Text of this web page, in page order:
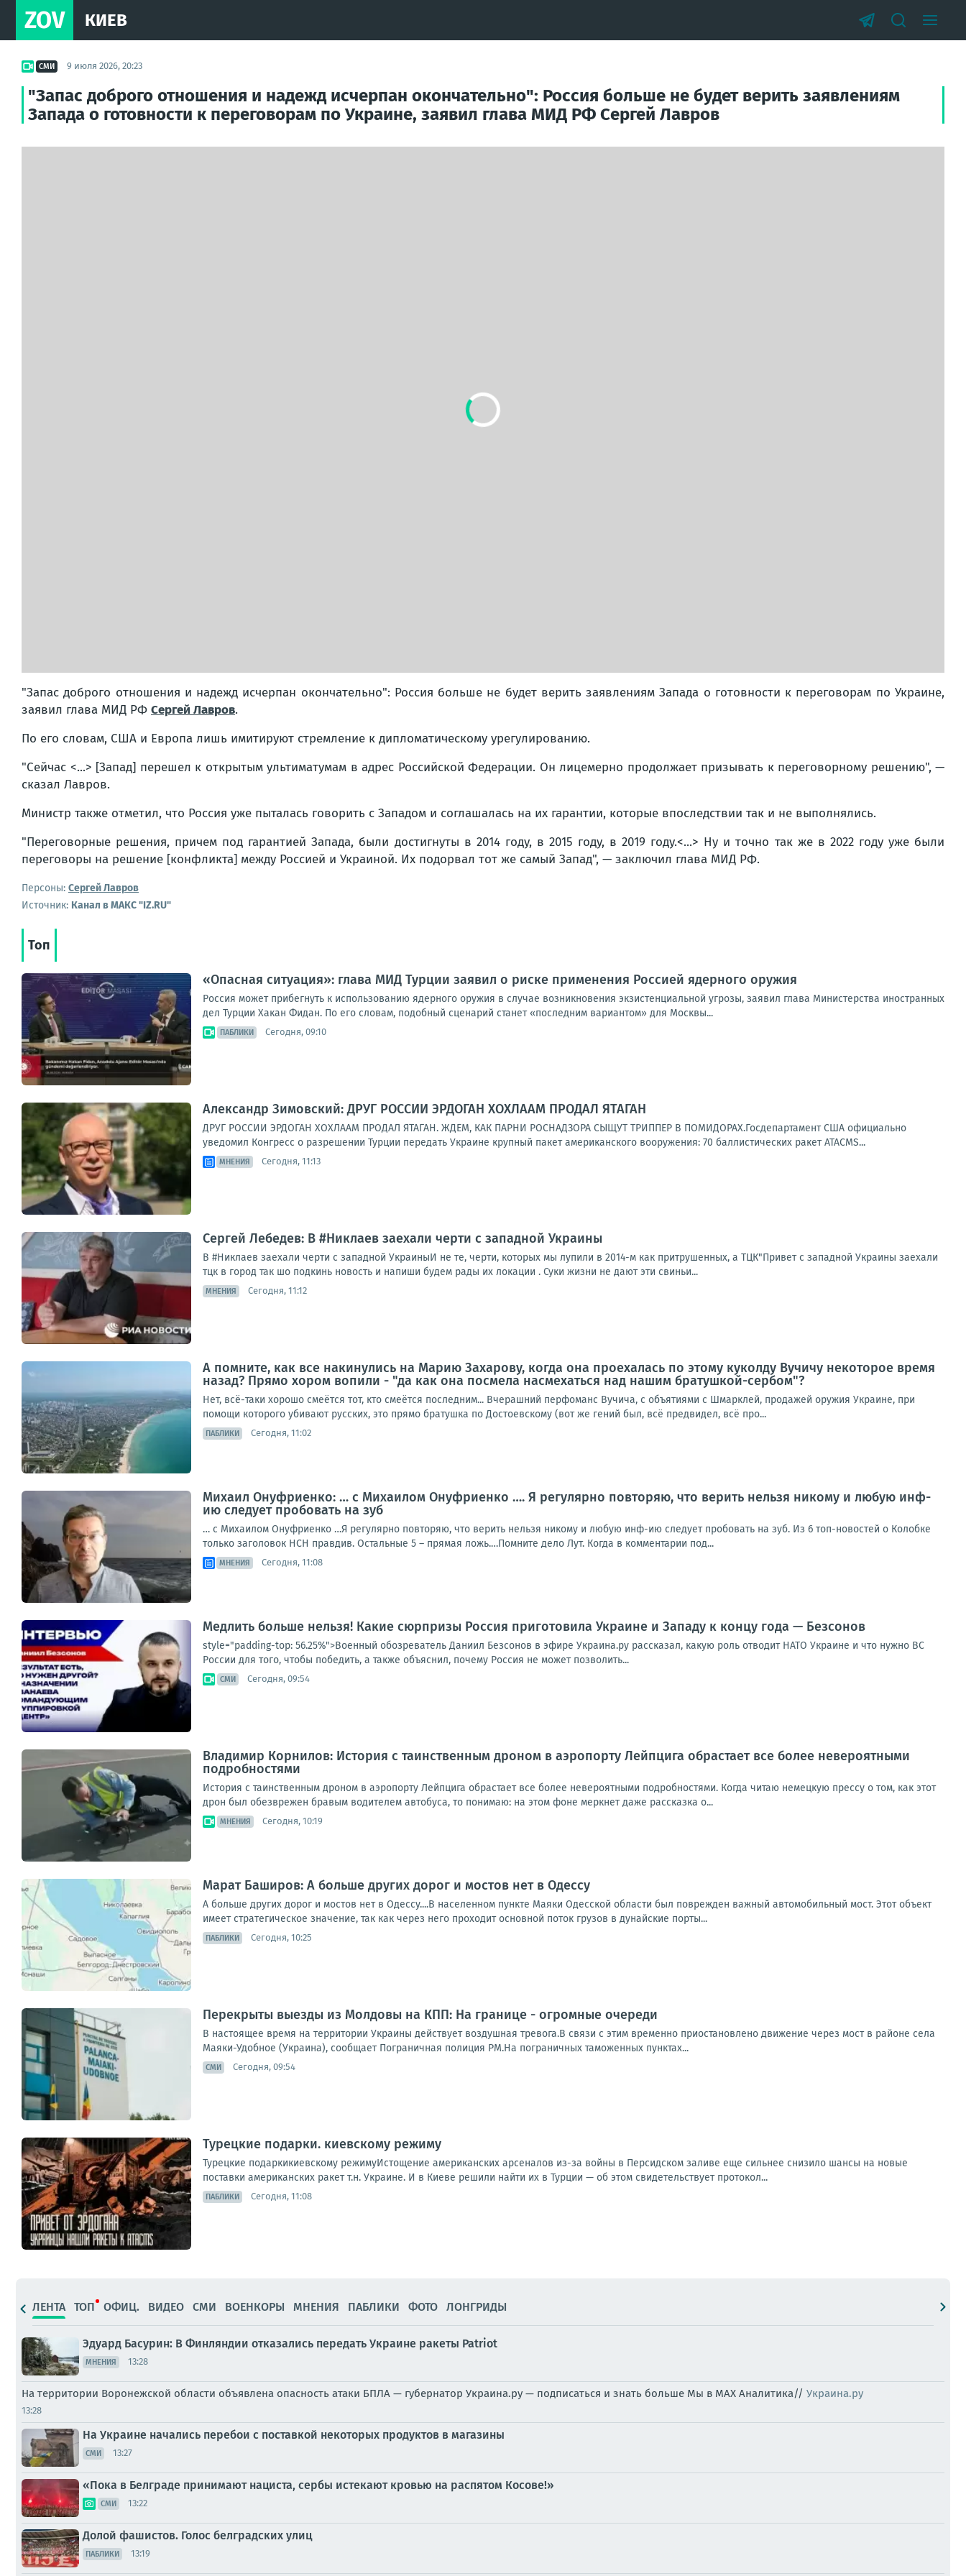
ZOV КИЕВ
СМИ 9 июля 2026, 20:23
"Запас доброго отношения и надежд исчерпан окончательно": Россия больше не будет верить заявлениям
Запада о готовности к переговорам по Украине, заявил глава МИД РФ Сергей Лавров
"Запас доброго отношения и надежд исчерпан окончательно": Россия больше не будет верить заявлениям Запада о готовности к переговорам по Украине,
заявил глава МИД РФ Сергей Лавров.
По его словам, США и Европа лишь имитируют стремление к дипломатическому урегулированию.
"Сейчас <...> [Запад] перешел к открытым ультиматумам в адрес Российской Федерации. Он лицемерно продолжает призывать к переговорному решению", —
сказал Лавров.
Министр также отметил, что Россия уже пыталась говорить с Западом и соглашалась на их гарантии, которые впоследствии так и не выполнялись.
"Переговорные решения, причем под гарантией Запада, были достигнуты в 2014 году, в 2015 году, в 2019 году.<...> Ну и точно так же в 2022 году уже были
переговоры на решение [конфликта] между Россией и Украиной. Их подорвал тот же самый Запад", — заключил глава МИД РФ.
Персоны: Сергей Лавров
Источник: Канал в МАКС "IZ.RU"
Топ
«Опасная ситуация»: глава МИД Турции заявил о риске применения Россией ядерного оружия
Россия может прибегнуть к использованию ядерного оружия в случае возникновения экзистенциальной угрозы, заявил глава Министерства иностранных
дел Турции Хакан Фидан. По его словам, подобный сценарий станет «последним вариантом» для Москвы...
ПАБЛИКИ Сегодня, 09:10
Александр Зимовский: ДРУГ РОССИИ ЭРДОГАН ХОХЛААМ ПРОДАЛ ЯТАГАН
ДРУГ РОССИИ ЭРДОГАН ХОХЛААМ ПРОДАЛ ЯТАГАН. ЖДЕМ, КАК ПАРНИ РОСНАДЗОРА СЫЩУТ ТРИППЕР В ПОМИДОРАХ.Госдепартамент США официально
уведомил Конгресс о разрешении Турции передать Украине крупный пакет американского вооружения: 70 баллистических ракет ATACMS...
МНЕНИЯ Сегодня, 11:13
Сергей Лебедев: В #Никлаев заехали черти с западной Украины
В #Никлаев заехали черти с западной УкраиныИ не те, черти, которых мы лупили в 2014-м как притрушенных, а ТЦК"Привет с западной Украины заехали
тцк в город так шо подкинь новость и напиши будем рады их локации . Суки жизни не дают эти свиньи...
МНЕНИЯ Сегодня, 11:12
А помните, как все накинулись на Марию Захарову, когда она проехалась по этому куколду Вучичу некоторое время
назад? Прямо хором вопили - "да как она посмела насмехаться над нашим братушкой-сербом"?
Нет, всё-таки хорошо смеётся тот, кто смеётся последним... Вчерашний перфоманс Вучича, с объятиями с Шмарклей, продажей оружия Украине, при
помощи которого убивают русских, это прямо братушка по Достоевскому (вот же гений был, всё предвидел, всё про...
ПАБЛИКИ Сегодня, 11:02
Михаил Онуфриенко: … с Михаилом Онуфриенко …. Я регулярно повторяю, что верить нельзя никому и любую инф-
ию следует пробовать на зуб
… с Михаилом Онуфриенко …Я регулярно повторяю, что верить нельзя никому и любую инф-ию следует пробовать на зуб. Из 6 топ-новостей о Колобке
только заголовок НСН правдив. Остальные 5 – прямая ложь.…Помните дело Лут. Когда в комментарии под...
МНЕНИЯ Сегодня, 11:08
Медлить больше нельзя! Какие сюрпризы Россия приготовила Украине и Западу к концу года — Безсонов
style="padding-top: 56.25%">Военный обозреватель Даниил Безсонов в эфире Украина.ру рассказал, какую роль отводит НАТО Украине и что нужно ВС
России для того, чтобы победить, а также объяснил, почему Россия не может позволить...
СМИ Сегодня, 09:54
Владимир Корнилов: История с таинственным дроном в аэропорту Лейпцига обрастает все более невероятными
подробностями
История с таинственным дроном в аэропорту Лейпцига обрастает все более невероятными подробностями. Когда читаю немецкую прессу о том, как этот
дрон был обезврежен бравым водителем автобуса, то понимаю: на этом фоне меркнет даже рассказка о...
МНЕНИЯ Сегодня, 10:19
Марат Баширов: А больше других дорог и мостов нет в Одессу
А больше других дорог и мостов нет в Одессу....В населенном пункте Маяки Одесской области был поврежден важный автомобильный мост. Этот объект
имеет стратегическое значение, так как через него проходит основной поток грузов в дунайские порты...
ПАБЛИКИ Сегодня, 10:25
Перекрыты выезды из Молдовы на КПП: На границе - огромные очереди
В настоящее время на территории Украины действует воздушная тревога.В связи с этим временно приостановлено движение через мост в районе села
Маяки-Удобное (Украина), сообщает Пограничная полиция РМ.На пограничных таможенных пунктах...
СМИ Сегодня, 09:54
Турецкие подарки. киевскому режиму
Турецкие подаркикиевскому режимуИстощение американских арсеналов из-за войны в Персидском заливе еще сильнее снизило шансы на новые
поставки американских ракет т.н. Украине. И в Киеве решили найти их в Турции — об этом свидетельствует протокол...
ПАБЛИКИ Сегодня, 11:08
ЛЕНТА ТОП ОФИЦ. ВИДЕО СМИ ВОЕНКОРЫ МНЕНИЯ ПАБЛИКИ ФОТО ЛОНГРИДЫ
Эдуард Басурин: В Финляндии отказались передать Украине ракеты Patriot
МНЕНИЯ 13:28
На территории Воронежской области объявлена опасность атаки БПЛА — губернатор Украина.ру — подписаться и знать больше Мы в MAX Аналитика// Украина.ру
13:28
На Украине начались перебои с поставкой некоторых продуктов в магазины
СМИ 13:27
«Пока в Белграде принимают нациста, сербы истекают кровью на распятом Косове!»
СМИ 13:22
Долой фашистов. Голос белградских улиц
ПАБЛИКИ 13:19